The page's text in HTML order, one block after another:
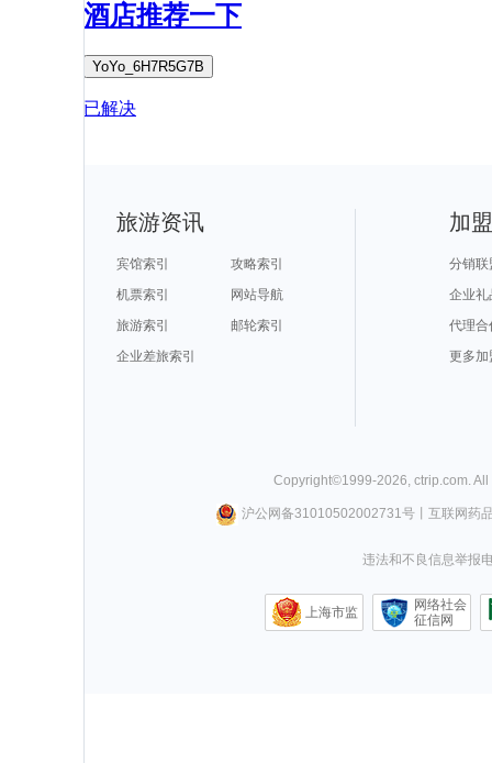
酒店推荐一下
YoYo_6H7R5G7B
已解决
旅游资讯
宾馆索引
攻略索引
机票索引
网站导航
旅游索引
邮轮索引
企业差旅索引
加
分销联
企业礼
代理合
更多加
Copyright©1999-2026, ctrip.com.
沪公网备31010502002731号丨 互联网药
违法和不良信息举报
上海市监
网络社会
征信网